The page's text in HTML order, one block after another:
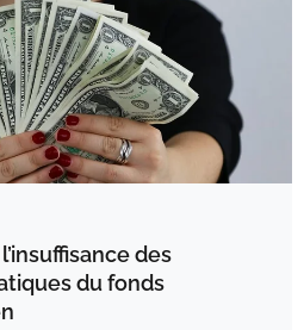
des
du fonds